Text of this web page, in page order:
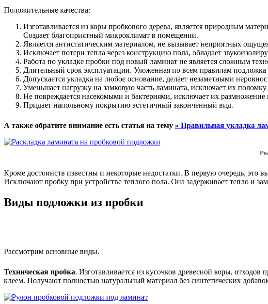
Положительные качества:
Изготавливается из коры пробкового дерева, является природным
Создает благоприятный микроклимат в помещении.
Является антистатическим материалом, не вызывает неприятных
Исключает потери тепла через конструкцию пола, обладает
Работа по укладке пробки под новый ламинат не является сложным
Длительный срок эксплуатации. Уложенная по всем правилам
Допускается укладка на любое основание, делает незаметными
Уменьшает нагрузку на замковую часть ламината, исключает их
Не повреждается насекомыми и бактериями, исключает их
Придает напольному покрытию эстетичный законченный вид.
А также обратите внимание есть статья на тему » Правильная укладка
Кроме достоинств известны и некоторые недостатки. В первую очередь, это
Исключают пробку при устройстве теплого пола. Она задерживает тепло и
Виды подложки из пробки
Рассмотрим основные виды.
Техническая пробка. Изготавливается из кусочков древесной коры,
клеем. Получают полностью натуральный материал без синтетических